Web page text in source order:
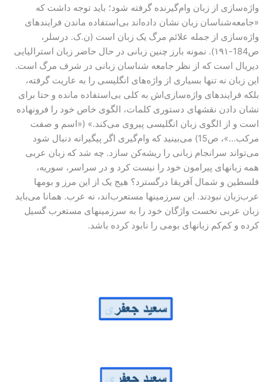
واژه‌سازی از زبان وام‌گیرنده گرفته شود؛ باید توجه داشت که
«جامعه‌شناسان زبان نشان داده‌اند بی‌استفاده ماندن فرایندهای
واژه‌سازی از جمله علائم مرگ یک زبان است (ن.ک. درسلر،
ص184-۱۹۱). نمونه بارز چنین زبانی در حال حاضر زبان استرالیایی
دیریال است که از نظر جامعه شناسان زبانی در شرف مرگ است.
این زبان نه تنها بسیاری از واژه‌های انگلیسی را به عاریت گرفته،
بلکه فرایندهای واژه‌سازی‌اش به کلی بی‌استفاده مانده و حتا برای
نشان دادن نقشهای دستوری کلمات، الگوی خاص خود را فرونهاده
است و از الگوی زبان انگلیسی پیروی می‌کند.» («اسم و صفت
مرکب…»، ص15) می‌بینید که وام‌گیری اگر پیگیرانه دنبال شود
می‌تواند سرانجام زبانی را ریشه‌کن سازد. چه شد که زبان عربی
همه زبانهای پیرامون خود را نیست کرد و در سراسر، سوریه،
فلسطین و شمال آفریقا درگسترد؟ هیج یک از این مرز و بومها
عرب‌زبان نبودند. این سرزمینها مستعرب‌اند، نه عرب. همانا می‌باید
زبان عربی نخست واژگان خود را به سرزمینهای مستعرب گسیل
کرده و کم‌کم زبانهای بومی را نابود کرده باشد.